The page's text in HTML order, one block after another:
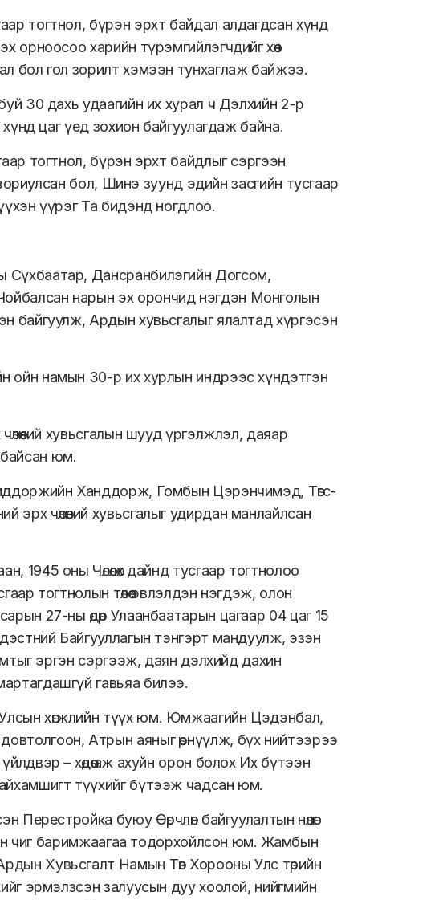
тогтнол, бүрэн эрхт байдал алдагдсан хүнд
харийн түрэмгийлэгчдийг хөөн
бол гол зорилт хэмээн тунхаглаж байжээ.
30 дахь удаагийн их хурал ч Дэлхийн 2-р
хүнд цаг үед зохион байгуулагдаж байна.
тогтнол, бүрэн эрхт байдлыг сэргээн
зориулсан бол, Шинэ зуунд эдийн засгийн тусгаар
үүрэг Та бидэнд ногдлоо.
Дансранбилэгийн Догсом,
нарын эх орончид нэгдэн Монголын
байгуулж, Ардын хувьсгалыг ялалтад хүргэсэн
ойн намын 30-р их хурлын индрээс хүндэтгэн
хувьсгалын шууд үргэлжлэл, даяар
юм.
Ханддорж, Гомбын Цэрэнчимэд, Төгс-
чөлөөний хувьсгалыг удирдан манлайлсан
оны Чөлөөлөх дайнд тусгаар тогтнолоо
тогтнолын төлөө эвлэлдэн нэгдэж, олон
27-ны өдөр Улаанбаатарын цагаар 04 цаг 15
Байгууллагын тэнгэрт мандуулж, эзэн
эргэн сэргээж, даян дэлхийд дахин
гавьяа билээ.
хөгжлийн түүх юм. Юмжаагийн Цэдэнбал,
Атрын аяныг өрнүүлж, бүх нийтээрээ
– хөдөө аж ахуйн орон болох Их бүтээн
түүхийг бүтээж чадсан юм.
буюу Өөрчлөн байгуулалтын нөлөөг
чиг баримжаагаа тодорхойлсон юм. Жамбын
Хувьсгалт Намын Төв Хорооны Улс төрийн
эрмэлзсэн залуусын дуу хоолой, нийгмийн